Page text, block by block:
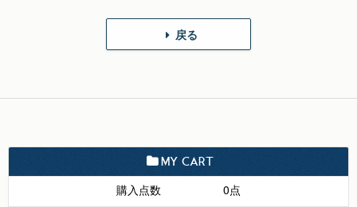
戻る
MY CART
購入点数 0点